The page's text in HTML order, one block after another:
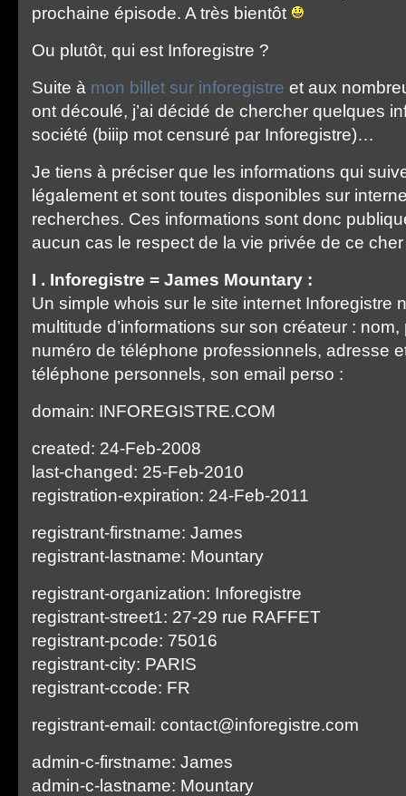
prochaine épisode. A très bientôt
Ou plutôt, qui est Inforegistre ?
Suite à mon billet sur inforegistre et aux
ont découlé, j’ai décidé de chercher quelques
société (biiip mot censuré par Inforegistre)…
Je tiens à préciser que les informations qui
légalement et sont toutes disponibles sur
recherches. Ces informations sont donc
aucun cas le respect de la vie privée de ce
I . Inforegistre = James Mountary :
Un simple whois sur le site internet Inforegistre
multitude d’informations sur son créateur :
numéro de téléphone professionnels, adresse
téléphone personnels, son email perso :
domain: INFOREGISTRE.COM
created: 24-Feb-2008
last-changed: 25-Feb-2010
registration-expiration: 24-Feb-2011
registrant-firstname: James
registrant-lastname: Mountary
registrant-organization: Inforegistre
registrant-street1: 27-29 rue RAFFET
registrant-pcode: 75016
registrant-city: PARIS
registrant-ccode: FR
registrant-email: contact@inforegistre.com
admin-c-firstname: James
admin-c-lastname: Mountary